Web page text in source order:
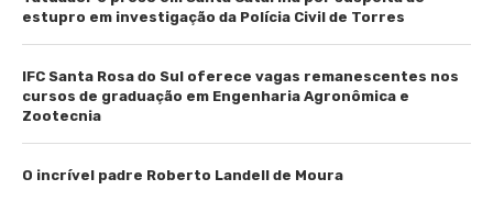
estupro em investigação da Polícia Civil de Torres
IFC Santa Rosa do Sul oferece vagas remanescentes nos
cursos de graduação em Engenharia Agronômica e
Zootecnia
O incrível padre Roberto Landell de Moura